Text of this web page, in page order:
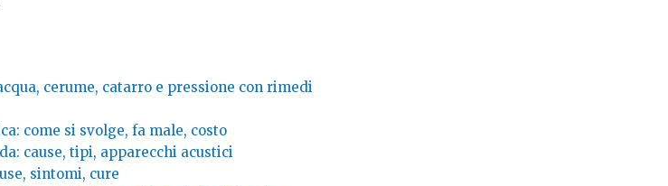
cerume, catarro e pressione con rimedi
come si svolge, fa male, costo
cause, tipi, apparecchi acustici
sintomi, cure